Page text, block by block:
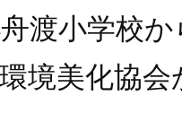
渡小学校
境美化協